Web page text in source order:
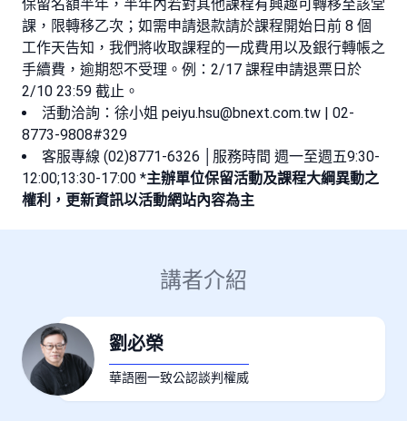
保留名額半年，半年內若對其他課程有興趣可轉移至該堂
課，限轉移乙次；如需申請退款請於課程開始日前 8 個
工作天告知，我們將收取課程的一成費用以及銀行轉帳之
手續費，逾期恕不受理。例：2/17 課程申請退票日於
2/10 23:59 截止。
活動洽詢：徐小姐 peiyu.hsu@bnext.com.tw | 02-
8773-9808#329
客服專線 (02)8771-6326 │服務時間 週一至週五9:30-
12:00;13:30-17:00 *主辦單位保留活動及課程大綱異動之
權利，更新資訊以活動網站內容為主
講者介紹
劉必榮
華語圈一致公認談判權威